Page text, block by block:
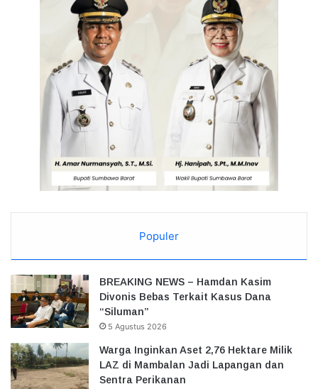
Populer
BREAKING NEWS – Hamdan Kasim
Divonis Bebas Terkait Kasus Dana
“Siluman”
5 Agustus 2026
Warga Inginkan Aset 2,76 Hektare Milik
LAZ di Mambalan Jadi Lapangan dan
Sentra Perikanan